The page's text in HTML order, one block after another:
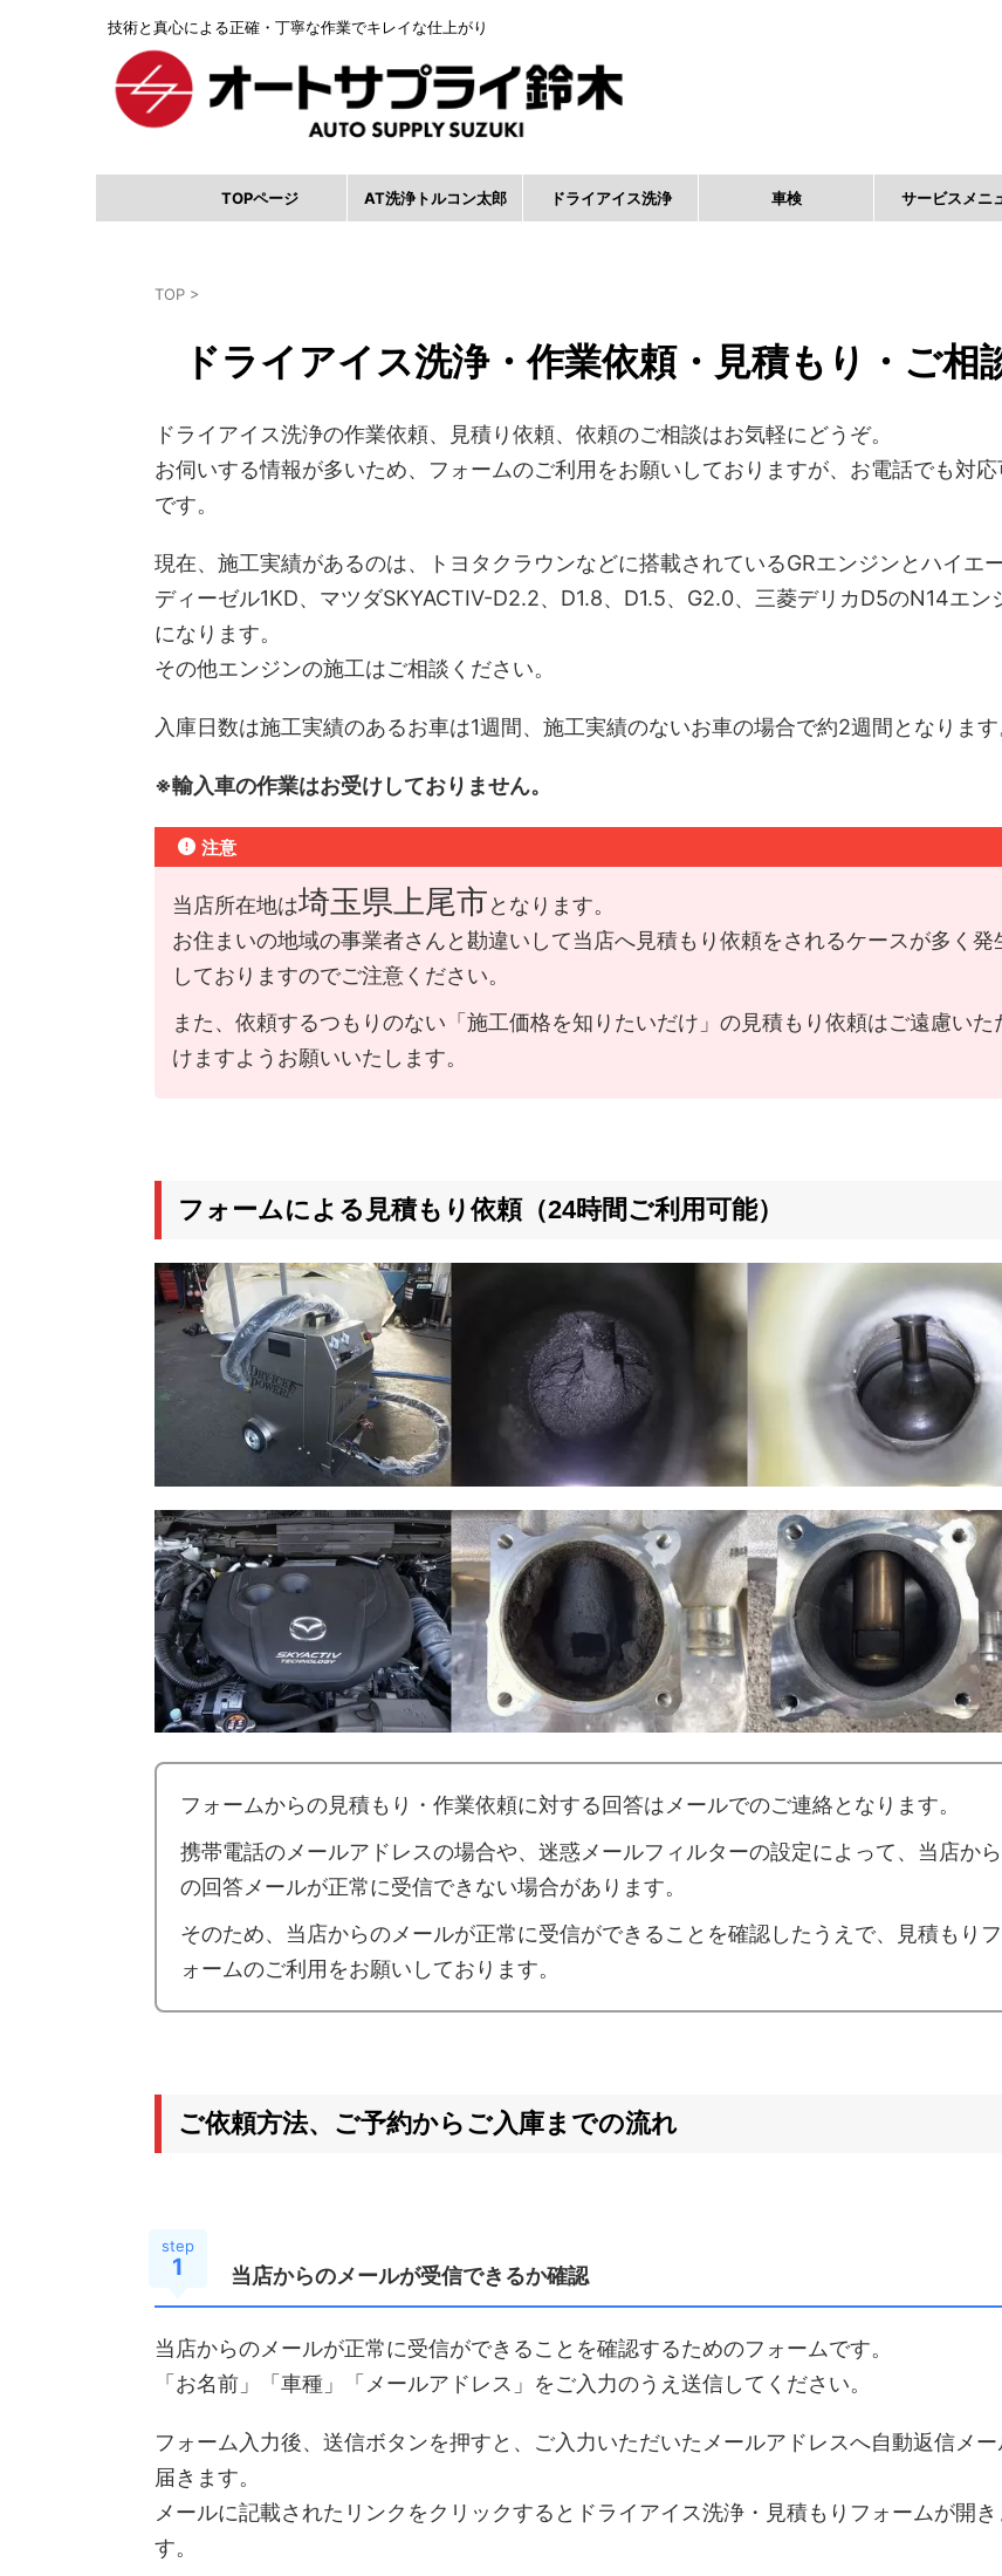
技術と真心による正確・丁寧な作業でキレイな仕上がり
TOPページ AT洗浄トルコン太郎 ドライアイス洗浄 車検 サービスメニ
TOP >
ドライアイス洗浄・作業依頼・見積もり・ご相
ドライアイス洗浄の作業依頼、見積り依頼、依頼のご相談はお気軽にどうぞ。
お伺いする情報が多いため、フォームのご利用をお願いしておりますが、お電話でも対
です。
現在、施工実績があるのは、トヨタクラウンなどに搭載されているGRエンジンとハイエ
ディーゼル1KD、マツダSKYACTIV-D2.2、D1.8、D1.5、G2.0、三菱デリカD5のN14エン
になります。
その他エンジンの施工はご相談ください。
入庫日数は施工実績のあるお車は1週間、施工実績のないお車の場合で約2週間となります
※輸入車の作業はお受けしておりません。
注意
当店所在地は埼玉県上尾市となります。
お住まいの地域の事業者さんと勘違いして当店へ見積もり依頼をされるケースが多く発
しておりますのでご注意ください。
また、依頼するつもりのない「施工価格を知りたいだけ」の見積もり依頼はご遠慮いた
けますようお願いいたします。
フォームによる見積もり依頼（24時間ご利用可能）
フォームからの見積もり・作業依頼に対する回答はメールでのご連絡となります。
携帯電話のメールアドレスの場合や、迷惑メールフィルターの設定によって、当店から
の回答メールが正常に受信できない場合があります。
そのため、当店からのメールが正常に受信ができることを確認したうえで、見積もりフ
ォームのご利用をお願いしております。
ご依頼方法、ご予約からご入庫までの流れ
step
1 当店からのメールが受信できるか確認
当店からのメールが正常に受信ができることを確認するためのフォームです。
「お名前」「車種」「メールアドレス」をご入力のうえ送信してください。
フォーム入力後、送信ボタンを押すと、ご入力いただいたメールアドレスへ自動返信メ
届きます。
メールに記載されたリンクをクリックするとドライアイス洗浄・見積もりフォームが開き
す。